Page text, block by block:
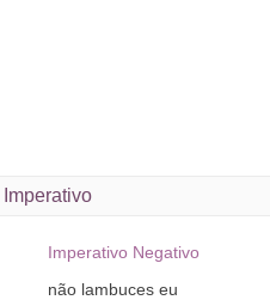
Imperativo
Imperativo Negativo
nãolambuces eu